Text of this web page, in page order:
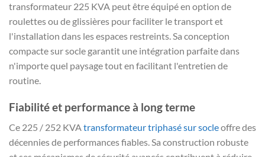
transformateur 225 KVA peut être équipé en option de
roulettes ou de glissières pour faciliter le transport et
l'installation dans les espaces restreints. Sa conception
compacte sur socle garantit une intégration parfaite dans
n'importe quel paysage tout en facilitant l'entretien de
routine.
Fiabilité et performance à long terme
Ce 225 / 252 KVAtransformateur triphasé sur socleoffre des
décennies de performances fiables. Sa construction robuste